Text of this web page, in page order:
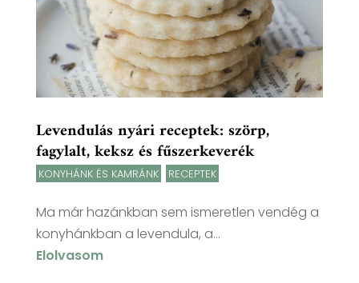
Levendulás nyári receptek: szörp,
fagylalt, keksz és fűszerkeverék
KONYHÁNK ÉS KAMRÁNK RECEPTEK
Ma már hazánkban sem ismeretlen vendég a
konyhánkban a levendula, a...
Elolvasom